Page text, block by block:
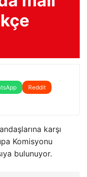
Reddit
karşı
Komisyonu
bulunuyor.